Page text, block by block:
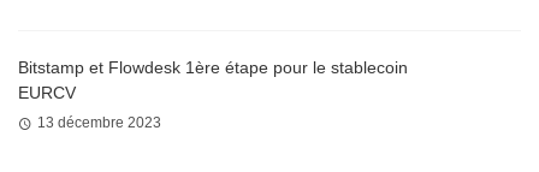
Bitstamp et Flowdesk 1ère étape pour le stablecoin
EURCV
13 décembre 2023